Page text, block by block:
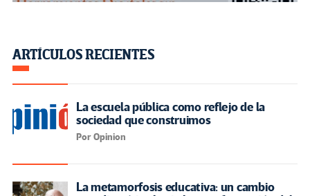
ARTÍCULOS RECIENTES
La escuela pública como reflejo de la
sociedad que construimos
Por Opinion
La metamorfosis educativa: un cambio